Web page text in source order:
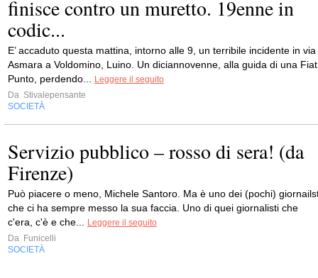
finisce contro un muretto. 19enne in
codic...
E’ accaduto questa mattina, intorno alle 9, un terribile incidente in via
Asmara a Voldomino, Luino. Un diciannovenne, alla guida di una Fiat
Punto, perdendo...
Leggere il seguito
Da Stivalepensante
SOCIETÀ
Servizio pubblico – rosso di sera! (da
Firenze)
Può piacere o meno, Michele Santoro. Ma è uno dei (pochi)
che ci ha sempre messo la sua faccia. Uno di quei giornalisti che
c'era, c'è e che...
Leggere il seguito
Da Funicelli
SOCIETÀ